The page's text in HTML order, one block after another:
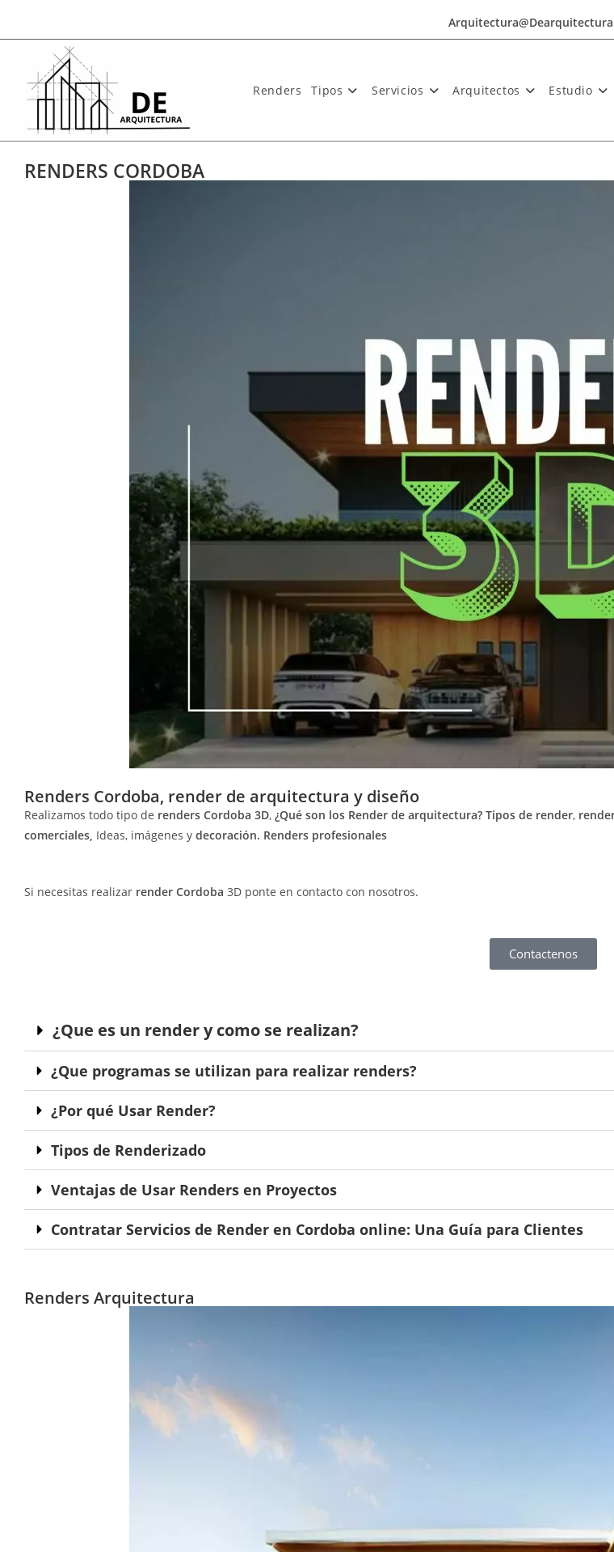
Renders Tipos Servicios Arquitectos Estudio
RENDERS CORDOBA
Renders Cordoba, render de arquitectura y diseño
Realizamos todo tipo de renders Cordoba 3D, ¿Qué son los Render de arquitectura? Tipos de render,
comerciales, Ideas, imágenes y decoración. Renders profesionales
Si necesitas realizar render Cordoba 3D ponte en contacto con nosotros.
Contactenos
¿Que es un render y como se realizan?
¿Que programas se utilizan para realizar renders?
¿Por qué Usar Render?
Tipos de Renderizado
Ventajas de Usar Renders en Proyectos
Contratar Servicios de Render en Cordoba online: Una Guía para Clientes
Renders Arquitectura